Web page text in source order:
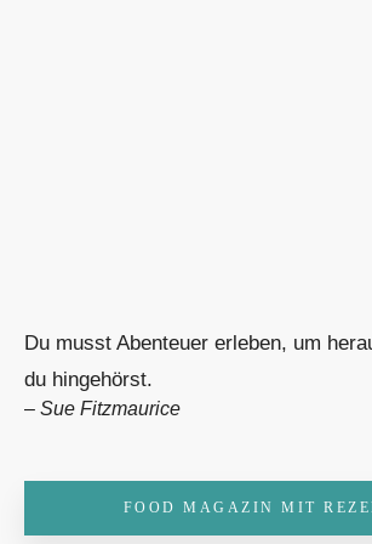
Du musst Abenteuer erleben, um
du hingehörst.
– Sue Fitzmaurice
FOOD MAGAZIN MIT